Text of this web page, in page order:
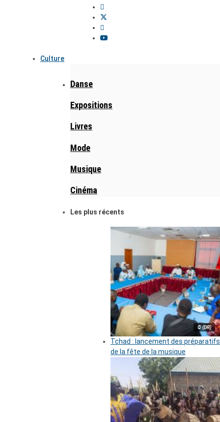
Culture
Danse
Expositions
Livres
Mode
Musique
Cinéma
Les plus récents
© (DR)
Tchad : lancement des préparatifs
de la fête de la musique